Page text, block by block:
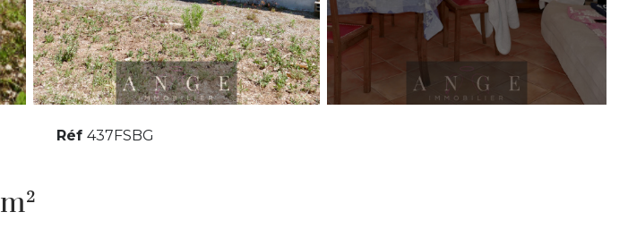
Maison 3 pièce(s) 2 chambre(s) 71 m²
Réf 437FSBG